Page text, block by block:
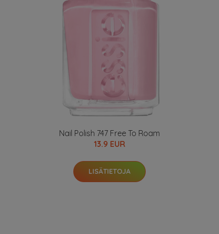
Nail Polish 747 Free To Roam
13.9 EUR
LISÄTIETOJA